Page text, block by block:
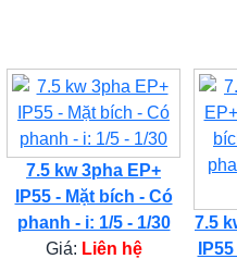
7.5 kw 3pha EP+
IP55 - Mặt bích - Có
phanh - i: 1/5 - 1/30
Giá: Liên hệ
7.5